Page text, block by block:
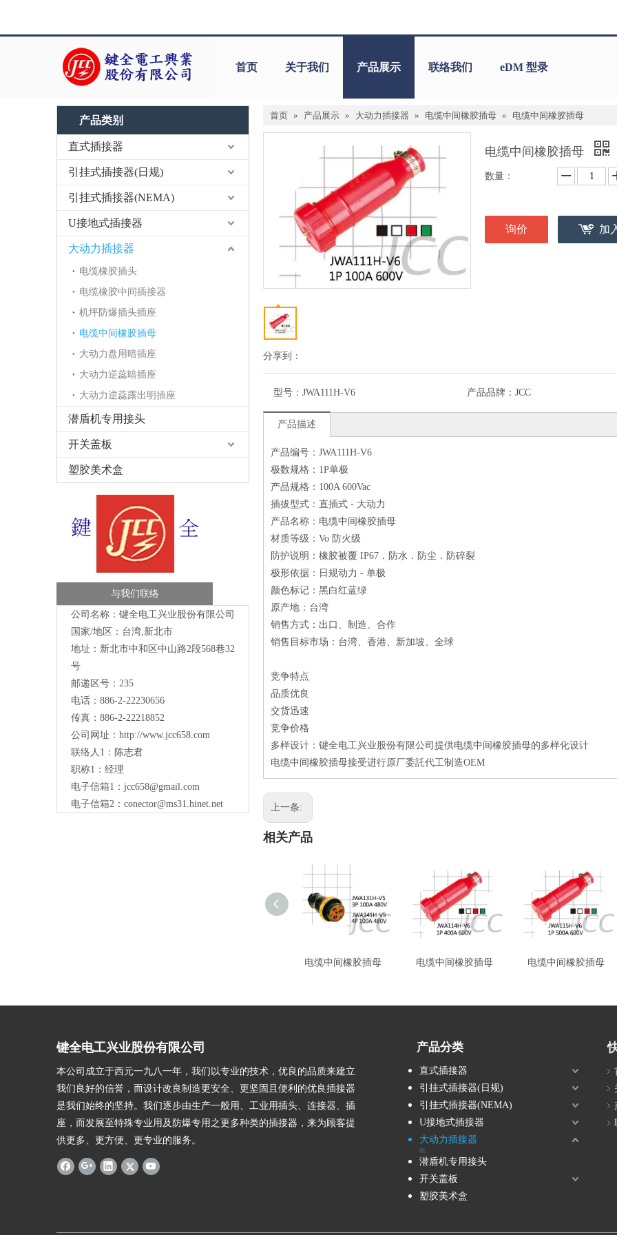
首页 关于我们 产品展示 联络我们 eDM 型录
产品类别
直式插接器
引挂式插接器(日规)
引挂式插接器(NEMA)
U接地式插接器
大动力插接器
电缆橡胶插头
电缆橡胶中间插接器
机坪防爆插头插座
电缆中间橡胶插母
大动力盘用暗插座
大动力逆蕊暗插座
大动力逆蕊露出明插座
潜盾机专用接头
开关盖板
塑胶美术盒
与我们联络
公司名称：键全电工兴业股份有限公司
国家/地区：台湾,新北市
地址：新北市中和区中山路2段568巷32
号
邮递区号：235
电话：886-2-22230656
传真：886-2-22218852
公司网址： http://www.jcc658.com
联络人1：陈志君
职称1： 经理
电子信箱1： jcc658@gmail.com
电子信箱2： conector@ms31.hinet.net
首页 » 产品展示 » 大动力插接器 » 电缆中间橡胶插母 » 电缆中间橡胶插母
分享到：
电缆中间橡胶插母
数量：
询价 加
型号： JWA111H-V6 产品品牌： JCC
产品描述
产品编号：JWA111H-V6
极数规格：1P单极
产品规格：100A 600Vac
插拔型式：直插式 - 大动力
产品名称：电缆中间橡胶插母
材质等级：Vo 防火级
防护说明：橡胶被覆 IP67．防水．防尘．防碎裂
极形依据：日规动力 - 单极
颜色标记：黑白红蓝绿
原产地：台湾
销售方式：出口、制造、合作
销售目标市场：台湾、香港、新加坡、全球
竞争特点
品质优良
交货迅速
竞争价格
多样设计：键全电工兴业股份有限公司提供电缆中间橡胶插母的多样化设计
电缆中间橡胶插母接受进行原厂委託代工制造OEM
上一条:
相关产品
电缆中间橡胶插母 电缆中间橡胶插母 电缆中间橡胶插母
键全电工兴业股份有限公司
本公司成立于西元一九八一年，我们以专业的技术，优良的品质来建立
我们良好的信誉，而设计改良制造更安全、更坚固且便利的优良插接器
是我们始终的坚持。我们逐步由生产一般用、工业用插头、连接器、插
座，而发展至特殊专业用及防爆专用之更多种类的插接器，来为顾客提
供更多、更方便、更专业的服务。
产品分类
直式插接器
引挂式插接器(日规)
引挂式插接器(NEMA)
U接地式插接器
大动力插接器
潜盾机专用接头
开关盖板
塑胶美术盒